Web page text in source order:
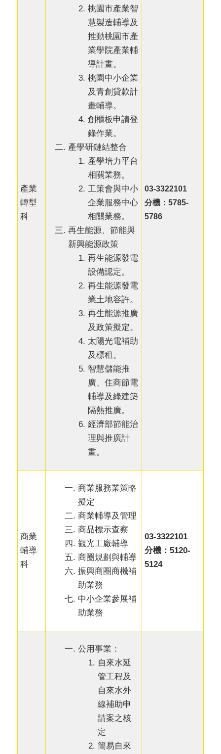
產業
轉型
科
桃園市產業智
慧製造輔導及
推動桃園市產
業學院產業輔
導計畫。
桃園中小企業
及青創貸款計
畫輔導。
創櫃板申請登
錄作業。
產學研鏈結整合
產學培力平台
相關業務。
工策會與中小
企業服務中心
相關業務。
再生能源、節能與
新興能源政策
再生能源發電
設備認定。
再生能源發電
業土地容許。
再生能源推廣
及政策擬定。
太陽光電補助
及標租。
智慧儲能推
廣、住商節電
輔導及綠建築
隔熱推廣。
經濟部節能治
理與推廣計
畫。
03-3322101
分機：5785-
5786
商業
輔導
科
商業服務業策略
擬定
商業輔導及管理
商品標示查察
觀光工廠輔導
商圈規劃與輔導
振興商圈商機補
助業務
中小企業參展補
助業務
03-3322101
分機：5120-
5124
公用事業：
自來水延
管工程及
自來水外
線補助申
請案之核
定
簡易自來